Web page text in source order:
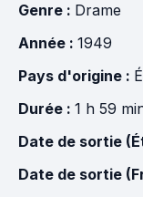
Genre : Drame
Année : 1949
Pays d'origine :
Durée : 1 h 59
Date de sortie
Date de sortie